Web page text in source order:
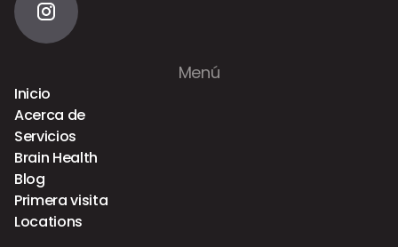
Menú
Inicio
Acerca de
Servicios
Brain Health
Blog
Primera visita
Locations